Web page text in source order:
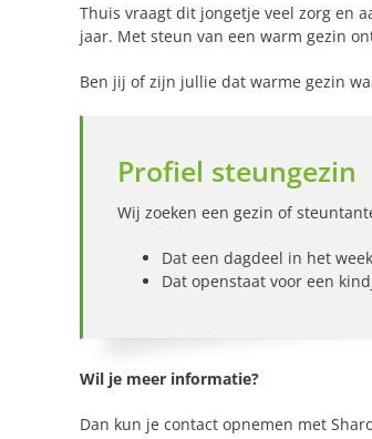
Thuis vraagt dit jongetje veel zorg en
jaar. Met steun van een warm gezin
Ben jij of zijn jullie dat warme gezin
Profiel steungezin
Wij zoeken een gezin of
Dat een dagdeel in het
Dat openstaat voor een
Wil je meer informatie?
Dan kun je contact opnemen met